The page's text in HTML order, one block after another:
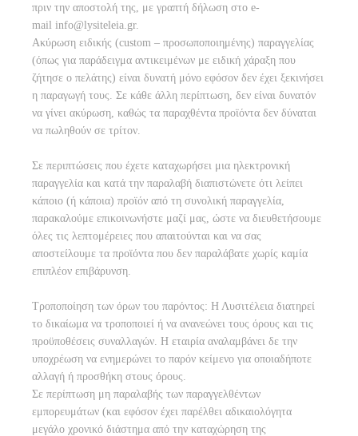
πριν την αποστολή της, με γραπτή δήλωση στο e-
mail info@lysiteleia.gr.
Ακύρωση ειδικής (custom – προσωποποιημένης) παραγγελίας
(όπως για παράδειγμα αντικειμένων με ειδική χάραξη που
ζήτησε ο πελάτης) είναι δυνατή μόνο εφόσον δεν έχει ξεκινήσει
η παραγωγή τους. Σε κάθε άλλη περίπτωση, δεν είναι δυνατόν
να γίνει ακύρωση, καθώς τα παραχθέντα προϊόντα δεν δύναται
να πωληθούν σε τρίτον.
Σε περιπτώσεις που έχετε καταχωρήσει μια ηλεκτρονική
παραγγελία και κατά την παραλαβή διαπιστώνετε ότι λείπει
κάποιο (ή κάποια) προϊόν από τη συνολική παραγγελία,
παρακαλούμε επικοινωνήστε μαζί μας, ώστε να διευθετήσουμε
όλες τις λεπτομέρειες που απαιτούνται και να σας
αποστείλουμε τα προϊόντα που δεν παραλάβατε χωρίς καμία
επιπλέον επιβάρυνση.
Τροποποίηση των όρων του παρόντος: Η Λυσιτέλεια διατηρεί
το δικαίωμα να τροποποιεί ή να ανανεώνει τους όρους και τις
προϋποθέσεις συναλλαγών. H εταιρία αναλαμβάνει δε την
υποχρέωση να ενημερώνει το παρόν κείμενο για οποιαδήποτε
αλλαγή ή προσθήκη στους όρους.
Σε περίπτωση μη παραλαβής των παραγγελθέντων
εμπορευμάτων (και εφόσον έχει παρέλθει αδικαιολόγητα
μεγάλο χρονικό διάστημα από την καταχώρηση της